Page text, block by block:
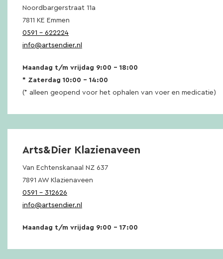
Noordbargerstraat 11a
7811 KE Emmen
0591 – 622224
info@artsendier.nl
Maandag t/m vrijdag 9:00 – 18:00
* Zaterdag 10:00 – 14:00
(* alleen geopend voor het ophalen van voer en medicatie)
Arts&Dier Klazienaveen
Van Echtenskanaal NZ 637
7891 AW Klazienaveen
0591 – 312626
info@artsendier.nl
Maandag t/m vrijdag 9:00 – 17:00